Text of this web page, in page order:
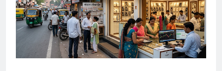
मंत्री से जवाब की मांग
RBI Monetary Policy :
रेपो रेट 5.25% पर स्थिर,
होम-कार लोन लेने वालों को
नहीं मिली राहत
August 5, 2026
5 अगस्त 2026 पंचांग,
राशिफल और मूलांक 1 से 9